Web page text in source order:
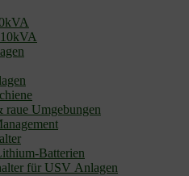
Umgebungen
Batterien
für USV Anlagen